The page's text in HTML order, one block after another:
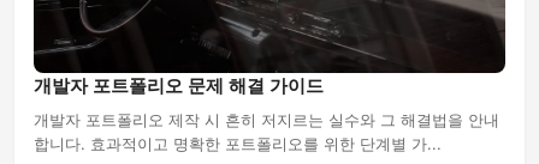
개발자 포트폴리오 문제 해결 가이드
개발자 포트폴리오 제작 시 흔히 저지르는 실수와 그 해결법을 안내
합니다. 효과적이고 명확한 포트폴리오를 위한 단계별 가...